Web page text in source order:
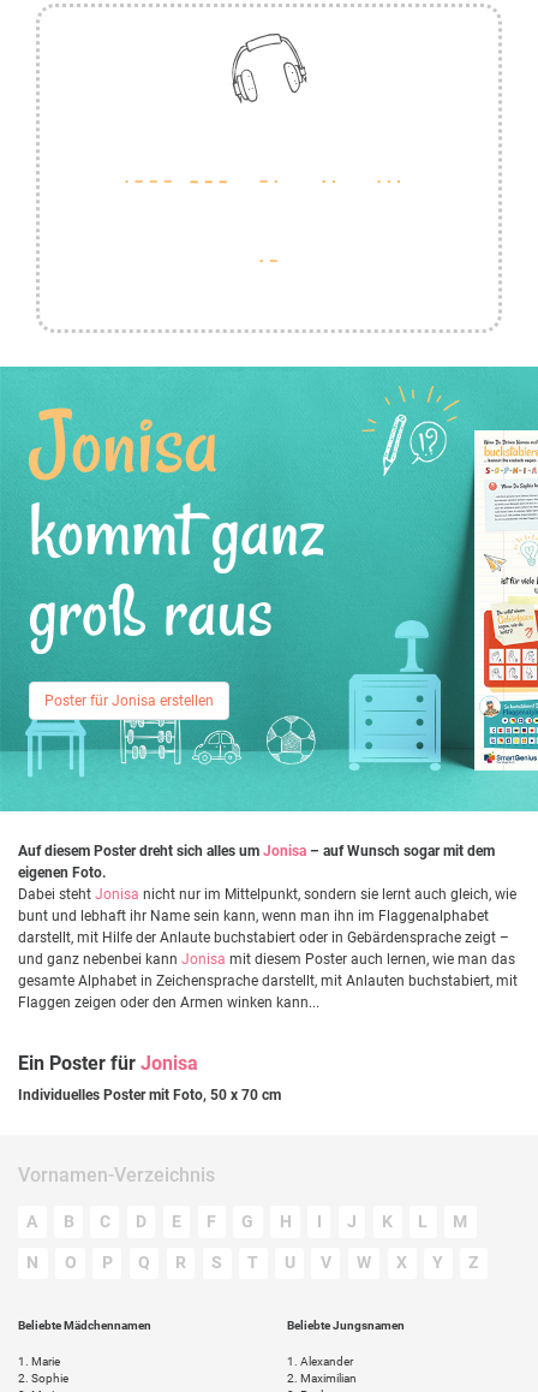
Jonisa
kommt ganz
groß raus
Poster für Jonisa erstellen
Auf diesem Poster dreht sich alles um Jonisa – auf Wunsch sogar mit dem
eigenen Foto.
Dabei steht Jonisa nicht nur im Mittelpunkt, sondern sie lernt auch gleich, wie
bunt und lebhaft ihr Name sein kann, wenn man ihn im Flaggenalphabet
darstellt, mit Hilfe der Anlaute buchstabiert oder in Gebärdensprache zeigt –
und ganz nebenbei kann Jonisa mit diesem Poster auch lernen, wie man das
gesamte Alphabet in Zeichensprache darstellt, mit Anlauten buchstabiert, mit
Flaggen zeigen oder den Armen winken kann...
Ein Poster für Jonisa
Individuelles Poster mit Foto, 50 x 70 cm
Vornamen-Verzeichnis
A B C D E F G H I J K L M
N O P Q R S T U V W X Y Z
Beliebte Mädchennamen
1.
Marie
2. Sophie
Beliebte Jungsnamen
1.
Alexander
2. Maximilian